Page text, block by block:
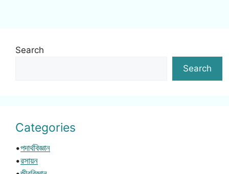
Search
Search
Categories
•পদার্থবিজ্ঞান
•রসায়ন